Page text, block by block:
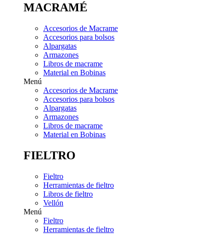
MACRAMÉ
Accesorios de Macrame
Accesorios para bolsos
Alpargatas
Armazones
Libros de macrame
Material en Bobinas
Menú
Accesorios de Macrame
Accesorios para bolsos
Alpargatas
Armazones
Libros de macrame
Material en Bobinas
FIELTRO
Fieltro
Herramientas de fieltro
Libros de fieltro
Vellón
Menú
Fieltro
Herramientas de fieltro